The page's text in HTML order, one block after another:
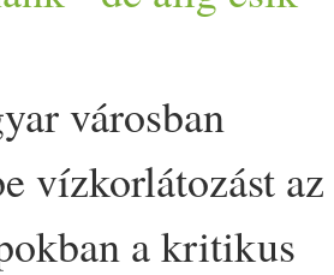
legenda, hogy
ki a saját
városban
vízkorlátozást az
a kritikus